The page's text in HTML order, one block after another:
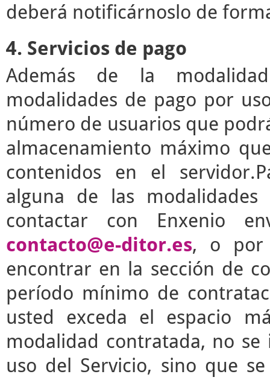
deberá notificárnoslo de
4. Servicios de pago
Además de la
modalidades de pago por
número de usuarios que
almacenamiento máximo
contenidos en el
alguna de las
contactar con Enxenio
contacto@e-ditor.es, o por
encontrar en la sección de
período mínimo de
usted exceda el espacio
modalidad contratada, no
uso del Servicio, sino que